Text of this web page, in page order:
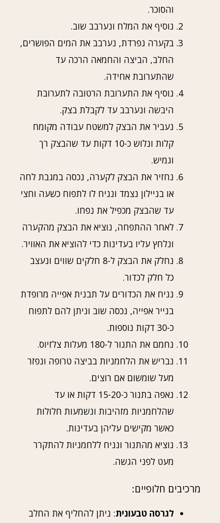
והסוכר.
נוסיף את המלח ונערבב שוב.
בקערה נפרדת, נערבב את המים הפושרים,
החלב, הביצה והחמאה הרכה עד
שהתערובת אחידה.
נוסיף את התערובת הרטובה לתערובת
היבשה ונערבב עד לקבלת בצק.
נעביר את הבצק למשטח עבודה מקומח
קלות ונלוש כ-10 דקות עד שהבצק רך
וגמיש.
נחזיר את הבצק לקערה, נכסה במגבת לחה
או בניילון נצמד ונניח לו לתפוח כשעה וחצי
עד שהבצק מכפיל את נפחו.
לאחר ההתפחה, נוציא את הבצק מהקערה
ונלחץ עליו בעדינות כדי להוציא את האוויר.
נחלק את הבצק ל-8 חלקים שווים ונעצב
כל חלק לכדור.
נניח את הכדורים על תבנית אפייה מרופדת
בנייר אפייה, נכסה שוב וניתן להם לתפוח
כ-30 דקות נוספות.
נחמם את התנור ל-180 מעלות צלזיוס.
נבריש את הלחמניות בביצה טרופה ונפזר
מעל שומשום אם רוצים.
נאפה בתנור כ-15-20 דקות או עד
שהלחמניות מזהיבות ונשמעות חלולות
כאשר מקישים עליהן בעדינות.
נוציא מהתנור ונניח ללחמניות להתקרר
מעט לפני הגשה.
מרכיבים חלופיים:
לגרסה טבעונית: ניתן להחליף את החלב